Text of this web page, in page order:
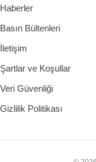
Haberler
Basın Bültenleri
İletişim
Şartlar ve Koşullar
Veri Güvenliği
Gizlilik Politikası